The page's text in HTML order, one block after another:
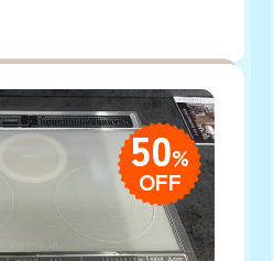
50%
OFF